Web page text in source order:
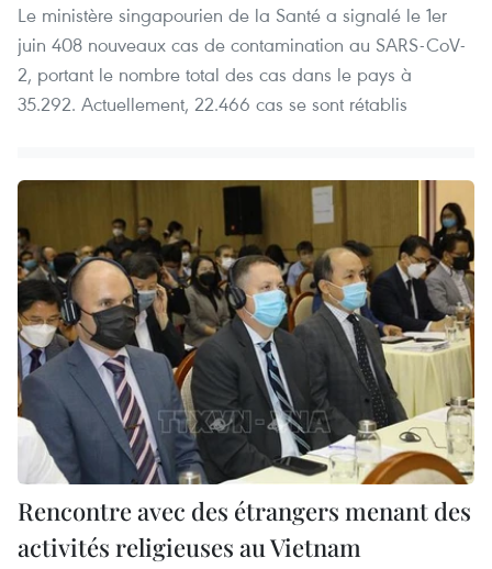
Le ministère singapourien de la Santé a signalé le 1er
juin 408 nouveaux cas de contamination au SARS-CoV-
2, portant le nombre total des cas dans le pays à
35.292. Actuellement, 22.466 cas se sont rétablis
Rencontre avec des étrangers menant des
activités religieuses au Vietnam